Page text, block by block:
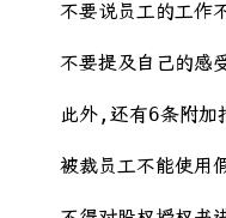
不要说员工的工作
不要提及自己的感
此外,还有6条附加
被裁员工不能使用